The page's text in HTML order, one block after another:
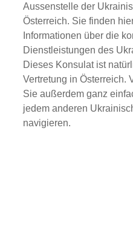
Aussenstelle der
Österreich. Sie finden
Informationen über die
Dienstleistungen des
Dieses Konsulat ist
Vertretung in Österreich.
Sie außerdem ganz
jedem anderen
navigieren.